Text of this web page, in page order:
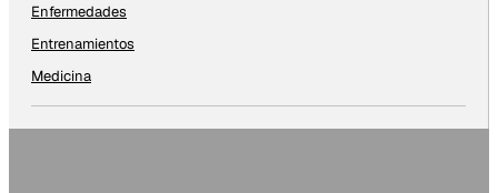
Enfermedades
Entrenamientos
Medicina